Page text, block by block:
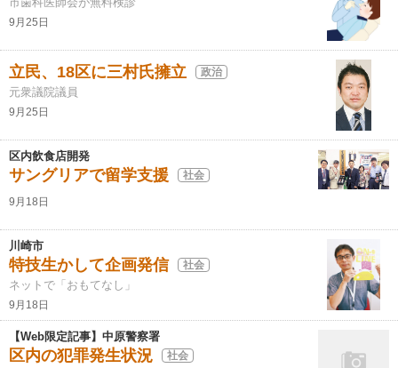
9月25日
立民、18区に三村氏擁立 政治
元衆議院議員
9月25日
区内飲食店開発
サングリアで留学支援 社会
9月18日
川崎市
特技生かして企画発信 社会
ネットで「おもてなし」
9月18日
【Web限定記事】中原警察署
区内の犯罪発生状況 社会